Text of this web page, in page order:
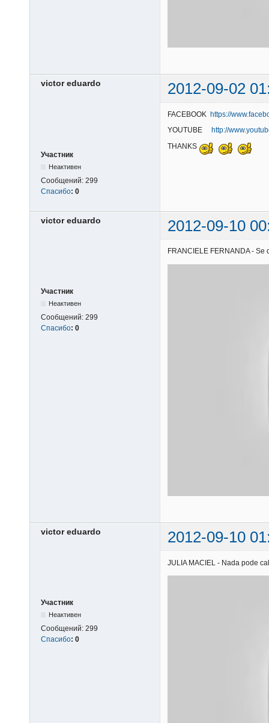
victor eduardo 2012-09-02
Участник
Неактивен
Сообщений: 299
Спасибо: 0
FACEBOOK https://
YOUTUBE http://
THANKS
victor eduardo 2012-09-10
Участник
Неактивен
Сообщений: 299
Спасибо: 0
FRANCIELE FERNANDA -
victor eduardo 2012-09-10
Участник
Неактивен
Сообщений: 299
Спасибо: 0
JULIA MACIEL - Nada pode